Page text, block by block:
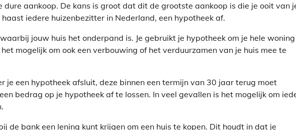
dure aankoop. De kans is groot dat dit de grootste aankoop is die je ooit van
iedere huizenbezitter in Nederland, een hypotheek af.
jouw huis het onderpand is. Je gebruikt je hypotheek om je hele
mogelijk om ook een verbouwing of het verduurzamen van je huis mee te
je een hypotheek afsluit, deze binnen een termijn van 30 jaar terug moet
bedrag op je hypotheek af te lossen. In veel gevallen is het mogelijk om
de bank een lening kunt krijgen om een huis te kopen. Dit houdt in dat je